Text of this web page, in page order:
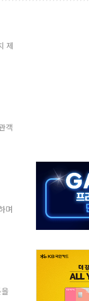
...김민석 52.64% 정청래
…60대 남성 2명 숨져
날 참석..."국제적 시민 연
종 60대 나흘만에 숨진 채
친 정청래…제주 연설서
제
객
며